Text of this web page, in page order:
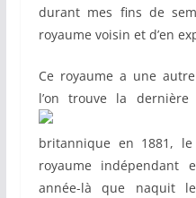
durant mes fins de
royaume voisin et d’en
Ce royaume a une
l’on trouve la
britannique en 1881,
royaume indépendant
année-là que naquit